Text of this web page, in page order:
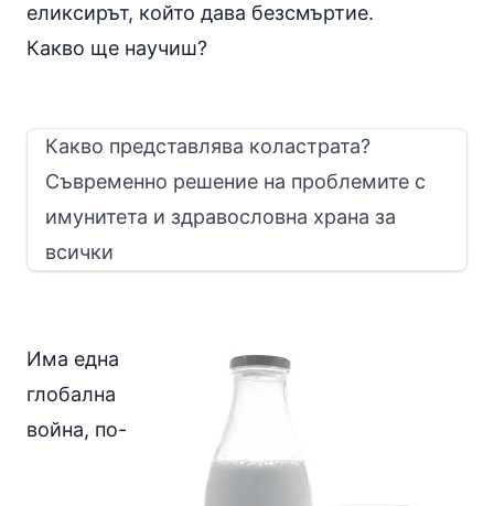
еликсирът, който дава безсмъртие.
Какво ще научиш?
Какво представлява коластрата?
Съвременно решение на проблемите с
имунитета и здравословна храна за
всички
Има една
глобална
война, по-